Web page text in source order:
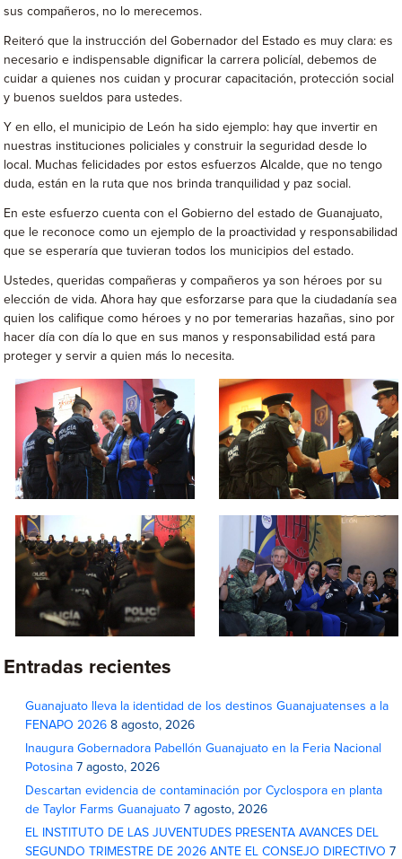
sus compañeros, no lo merecemos.
Reiteró que la instrucción del Gobernador del Estado es muy clara: es
necesario e indispensable dignificar la carrera policíal, debemos de
cuidar a quienes nos cuidan y procurar capacitación, protección social
y buenos sueldos para ustedes.
Y en ello, el municipio de León ha sido ejemplo: hay que invertir en
nuestras instituciones policiales y construir la seguridad desde lo
local. Muchas felicidades por estos esfuerzos Alcalde, que no tengo
duda, están en la ruta que nos brinda tranquilidad y paz social.
En este esfuerzo cuenta con el Gobierno del estado de Guanajuato,
que le reconoce como un ejemplo de la proactividad y responsabilidad
que se esperaría que tuvieran todos los municipios del estado.
Ustedes, queridas compañeras y compañeros ya son héroes por su
elección de vida. Ahora hay que esforzarse para que la ciudadanía sea
quien los califique como héroes y no por temerarias hazañas, sino por
hacer día con día lo que en sus manos y responsabilidad está para
proteger y servir a quien más lo necesita.
Entradas recientes
Guanajuato lleva la identidad de los destinos Guanajuatenses a la
FENAPO 2026 8 agosto, 2026
Inaugura Gobernadora Pabellón Guanajuato en la Feria Nacional
Potosina 7 agosto, 2026
Descartan evidencia de contaminación por Cyclospora en planta
de Taylor Farms Guanajuato 7 agosto, 2026
EL INSTITUTO DE LAS JUVENTUDES PRESENTA AVANCES DEL
SEGUNDO TRIMESTRE DE 2026 ANTE EL CONSEJO DIRECTIVO 7